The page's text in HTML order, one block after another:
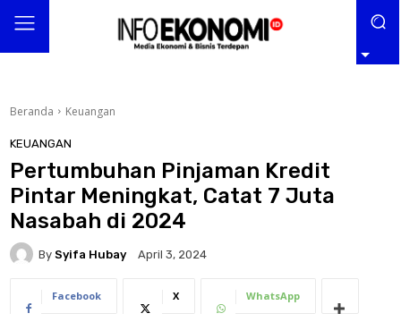
Beranda Keuangan
KEUANGAN
Pertumbuhan Pinjaman Kredit
Pintar Meningkat, Catat 7 Juta
Nasabah di 2024
By Syifa Hubay April 3, 2024
Facebook X WhatsApp